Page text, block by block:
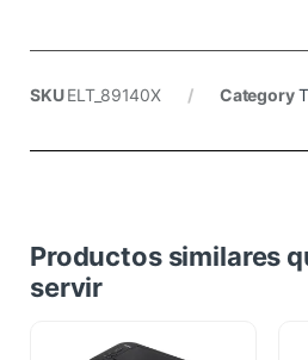
SKUELT_89140X Category
Productos similares
servir